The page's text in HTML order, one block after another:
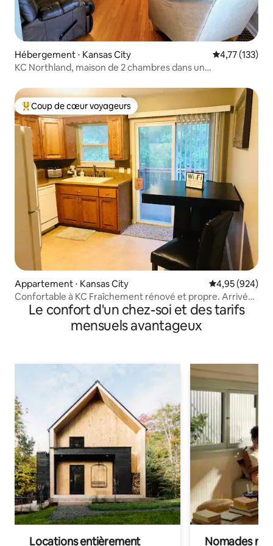
Hébergement ⋅ Kansas City Évaluation
4,77 (133)
KC Northland, maison de 2 chambres dans un
Coups de cœur voyageurs les plus appréciés
Coup de cœur voyageurs
Appartement ⋅ Kansas City Évaluation
4,95 (924)
Confortable à KC Fraîchement rénové et propre. Arrivée
autonome
Le confort d'un chez-soi et des tarifs
mensuels avantageux
Locations entièrement Nomades